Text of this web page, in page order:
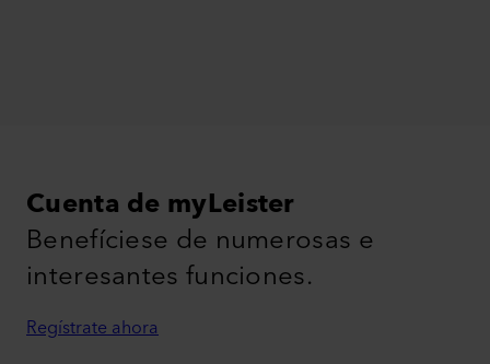
Cuenta de myLeister
Benefíciese de numerosas e
interesantes funciones.
Regístrate ahora